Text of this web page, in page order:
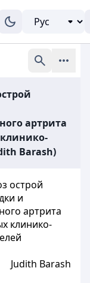
артрита
Barash)
острой
и
артрита
клинико-
Judith Barash